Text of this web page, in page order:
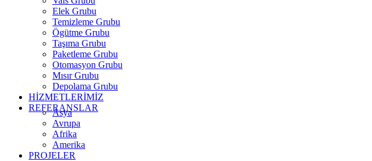
Elek Grubu
Temizleme Grubu
Ögütme Grubu
Taşıma Grubu
Paketleme Grubu
Otomasyon Grubu
Mısır Grubu
Depolama Grubu
HİZMETLERİMİZ
REFERANSLAR
Asya
Avrupa
Afrika
Amerika
PROJELER